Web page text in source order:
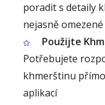
poradit s detaily
nejasně
Použijte
Potřebujete
khmerštinu
aplikací